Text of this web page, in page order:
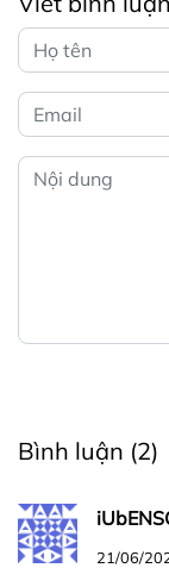
Bình luận (2)
21/06/